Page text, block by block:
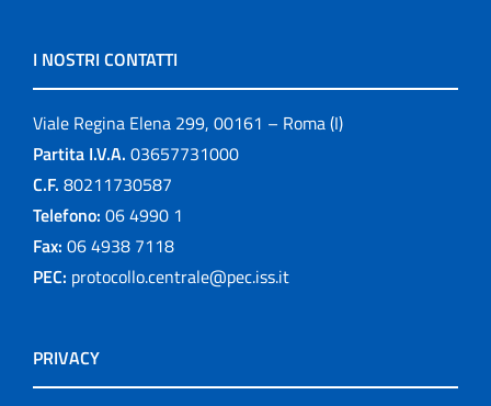
I NOSTRI CONTATTI
Viale Regina Elena 299, 00161 – Roma (I)
Partita I.V.A. 03657731000
C.F. 80211730587
Telefono: 06 4990 1
Fax: 06 4938 7118
PEC: protocollo.centrale@pec.iss.it
PRIVACY